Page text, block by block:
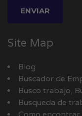
Site Map
Blog
Buscador de
Busco trabajo,
Busqueda de